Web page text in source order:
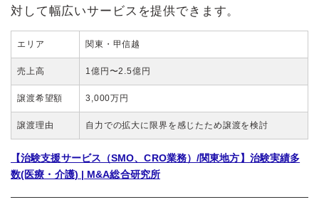
対して幅広いサービスを提供できます。
エリア 関東・甲信越
売上高 1億円〜2.5億円
譲渡希望額 3,000万円
譲渡理由 自力での拡大に限界を感じたため譲渡を検討
【治験支援サービス（SMO、CRO業務）/関東地方】治験実績多
数(医療・介護) | M&A総合研究所